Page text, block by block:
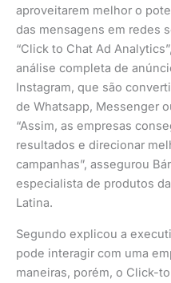
aproveitarem melhor o
das mensagens em redes
“Click to Chat Ad
análise completa de
Instagram, que são
de Whatsapp, Messenger
“Assim, as empresas
resultados e direcionar
campanhas”, assegurou
especialista de produtos
Latina.
Segundo explicou a
pode interagir com uma
maneiras, porém, o Click-